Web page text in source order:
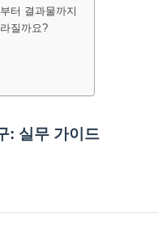
터 결과물까지
질까요?
: 실무 가이드